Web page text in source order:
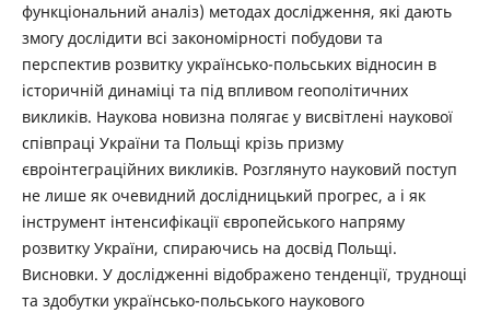
функціональний аналіз) методах дослідження, які дають
змогу дослідити всі закономірності побудови та
перспектив розвитку українсько-польських відносин в
історичній динаміці та під впливом геополітичних
викликів. Наукова новизна полягає у висвітлені наукової
співпраці України та Польщі крізь призму
євроінтеграційних викликів. Розглянуто науковий поступ
не лише як очевидний дослідницький прогрес, а і як
інструмент інтенсифікації європейського напряму
розвитку України, спираючись на досвід Польщі.
Висновки. У дослідженні відображено тенденції, труднощі
та здобутки українсько-польського наукового